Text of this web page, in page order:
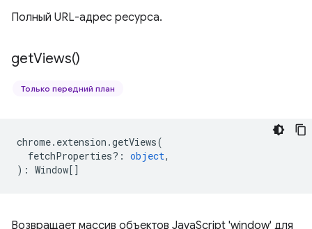
Полный URL-адрес ресурса.
getViews()
Только передний план
chrome. extension .getViews(
fetchProperties? : object,
) : Window[]
Возвращает массив объектов JavaScript 'window' для